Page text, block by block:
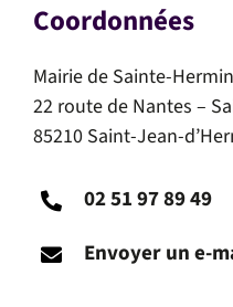
Coordonnées
Mairie de Sainte-
22 route de Nantes –
85210 Saint-Jean-
02 51 97 89 49
Envoyer un e-